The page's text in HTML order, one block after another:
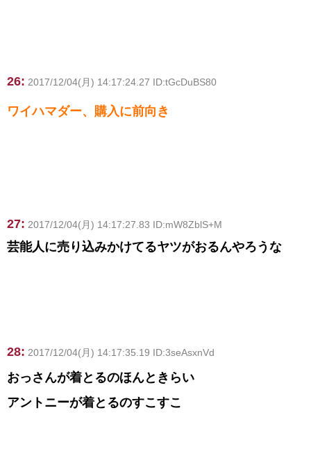
26: 2017/12/04(月) 14:17:24.27 ID:tGcDuBS80
ワイハマダー、購入に前向き
27: 2017/12/04(月) 14:17:27.83 ID:mW8ZblS+M
芸能人に売り込みかけてるヤツがおるんやろうな
28: 2017/12/04(月) 14:17:35.19 ID:3seAsxnVd
おっさんが着とるのほんときらい
アントニーが着とるのすこすこ